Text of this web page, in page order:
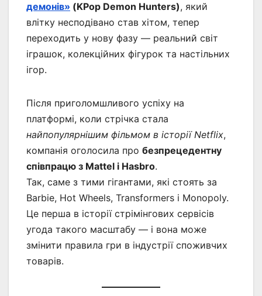
демонів» (KPop Demon Hunters), який
влітку несподівано став хітом, тепер
переходить у нову фазу — реальний світ
іграшок, колекційних фігурок та настільних
ігор.
Після приголомшливого успіху на
платформі, коли стрічка стала
найпопулярнішим фільмом в історії Netflix,
компанія оголосила про безпрецедентну
співпрацю з Mattel і Hasbro.
Так, саме з тими гігантами, які стоять за
Barbie, Hot Wheels, Transformers і Monopoly.
Це перша в історії стрімінгових сервісів
угода такого масштабу — і вона може
змінити правила гри в індустрії споживчих
товарів.